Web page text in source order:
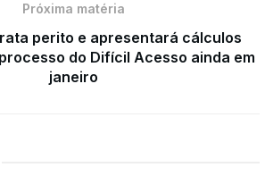
Próxima matéria
perito e apresentará cálculos
do Difícil Acesso ainda em
janeiro